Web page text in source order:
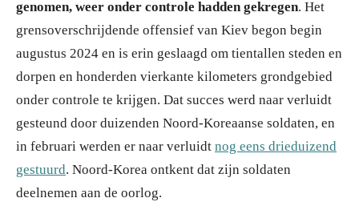
genomen, weer onder controle hadden gekregen. Het
grensoverschrijdende offensief van Kiev begon begin
augustus 2024 en is erin geslaagd om tientallen steden en
dorpen en honderden vierkante kilometers grondgebied
onder controle te krijgen. Dat succes werd naar verluidt
gesteund door duizenden Noord-Koreaanse soldaten, en
in februari werden er naar verluidt nog eens drieduizend
gestuurd. Noord-Korea ontkent dat zijn soldaten
deelnemen aan de oorlog.